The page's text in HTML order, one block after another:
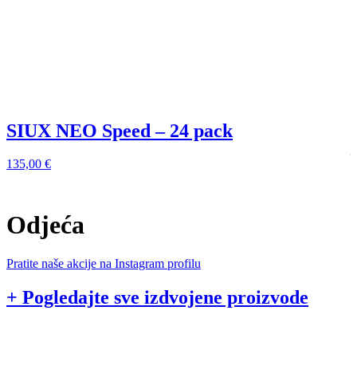
SIUX NEO Speed – 24 pack
135,00 €
Odjeća
Pratite naše akcije na Instagram profilu
+ Pogledajte sve izdvojene proizvode